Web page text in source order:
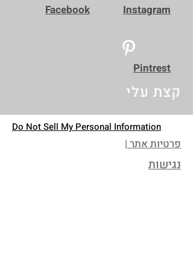
Instagram
Facebook
Pintrest
קצת עלי
Do Not Sell My Personal Information
פרטיות אתר |
נגישות